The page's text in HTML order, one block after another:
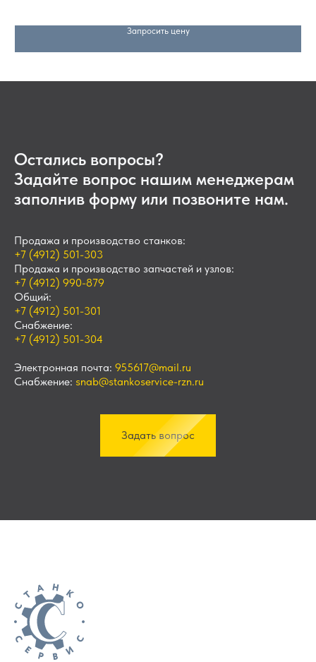
Запросить цену
Остались вопросы?
Задайте вопрос нашим менеджерам
заполнив форму или позвоните нам.
Продажа и производство станков:
+7 (4912) 501-303
Продажа и производство запчастей и узлов:
+7 (4912) 990-879
Общий:
+7 (4912) 501-301
Снабжение:
+7 (4912) 501-304
Электронная почта: 955617@mail.ru
Снабжение: snab@stankoservice-rzn.ru
Задать вопрос